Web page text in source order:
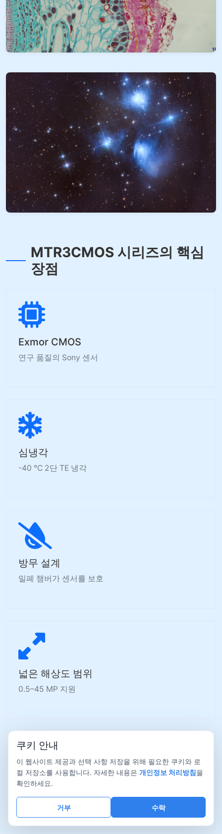
MTR3CMOS 시리즈의 핵심
장점
Exmor CMOS
연구 품질의 Sony 센서
심냉각
-40 °C 2단 TE 냉각
방무 설계
밀폐 챔버가 센서를 보호
넓은 해상도 범위
0.5–45 MP 지원
고속 이미징
최대 110 fps
쿠키 안내
이 웹사이트 제공과 선택 사항 저장을 위해 필요한 쿠키와 로
컬 저장소를 사용합니다. 자세한 내용은 개인정보 처리방침을
확인하세요.
거부 수락